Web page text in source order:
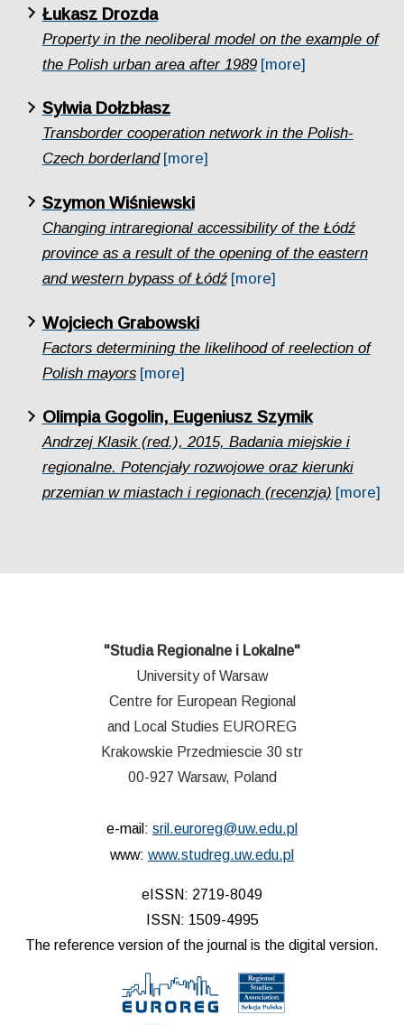
Łukasz Drozda
Property in the neoliberal model on the example of
the Polish urban area after 1989 [more]
Sylwia Dołzbłasz
Transborder cooperation network in the Polish-
Czech borderland [more]
Szymon Wiśniewski
Changing intraregional accessibility of the Łódź
province as a result of the opening of the eastern
and western bypass of Łódź [more]
Wojciech Grabowski
Factors determining the likelihood of reelection of
Polish mayors [more]
Olimpia Gogolin, Eugeniusz Szymik
Andrzej Klasik (red.), 2015, Badania miejskie i
regionalne. Potencjały rozwojowe oraz kierunki
przemian w miastach i regionach (recenzja) [more]
"Studia Regionalne i Lokalne"
University of Warsaw
Centre for European Regional
and Local Studies EUROREG
Krakowskie Przedmiescie 30 str
00-927 Warsaw, Poland
e-mail: sril.euroreg@uw.edu.pl
www: www.studreg.uw.edu.pl
eISSN: 2719-8049
ISSN: 1509-4995
The reference version of the journal is the digital version.